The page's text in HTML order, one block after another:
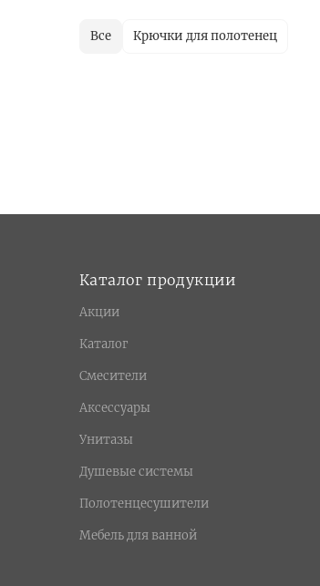
Все Крючки для полотенец
Каталог продукции
Акции
Каталог
Смесители
Аксессуары
Унитазы
Душевые системы
Полотенцесушители
Мебель для ванной